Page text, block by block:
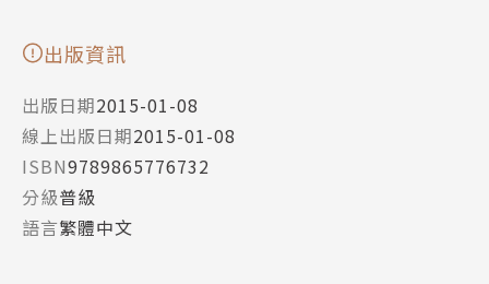
出版資訊
出版日期2015-01-08
線上出版日期2015-01-08
ISBN9789865776732
分級普級
語言繁體中文